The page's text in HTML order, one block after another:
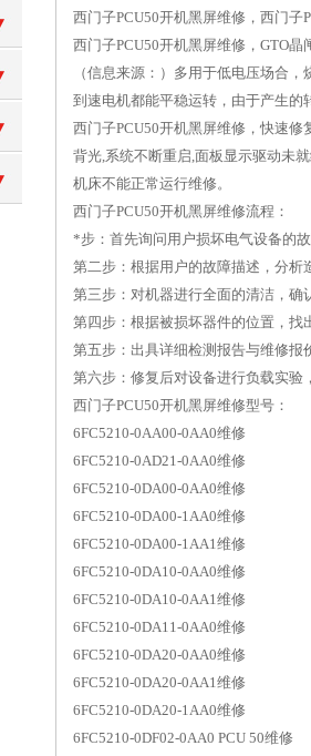
西门子PCU50开机黑屏维修，西门子
西门子PCU50开机黑屏维修，GTO
（信息来源：）多用于低电压场合
到速电机都能平稳运转，由于产生的
西门子PCU50开机黑屏维修，快速
背光,系统不断重启,面板显示驱动未
机床不能正常运行维修。
西门子PCU50开机黑屏维修流程：
*步：首先询问用户损坏电气设备的故
第二步：根据用户的故障描述，分析
第三步：对机器进行全面的清洁，确
第四步：根据被损坏器件的位置，找
第五步：出具详细检测报告与维修报
第六步：修复后对设备进行负载实验
西门子PCU50开机黑屏维修型号：
6FC5210-0AA00-0AA0维修
6FC5210-0AD21-0AA0维修
6FC5210-0DA00-0AA0维修
6FC5210-0DA00-1AA0维修
6FC5210-0DA00-1AA1维修
6FC5210-0DA10-0AA0维修
6FC5210-0DA10-0AA1维修
6FC5210-0DA11-0AA0维修
6FC5210-0DA20-0AA0维修
6FC5210-0DA20-0AA1维修
6FC5210-0DA20-1AA0维修
6FC5210-0DF02-0AA0 PCU 50维修